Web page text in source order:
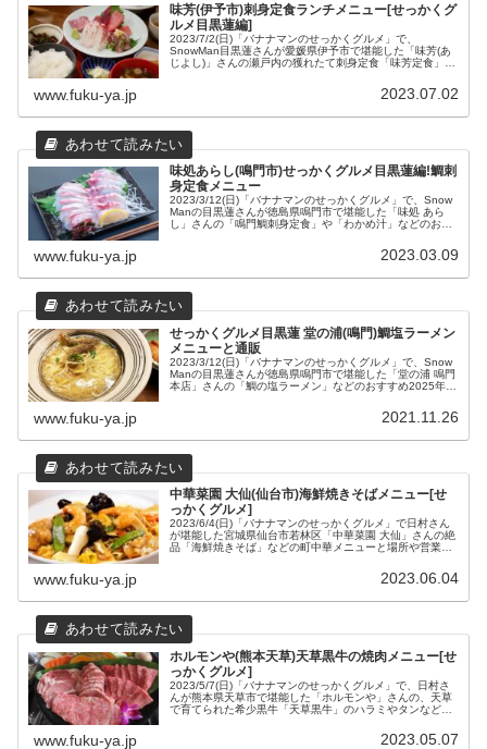
味芳(伊予市)刺身定食ランチメニュー[せっかくグ
ルメ目黒蓮編]
2023/7/2(日)「バナナマンのせっかくグルメ」で、
SnowMan目黒蓮さんが愛媛県伊予市で堪能した「味芳(あ
じよし)」さんの瀬戸内の獲れたて刺身定食「味芳定食」や
www.fuku-ya.jp 2023.07.02
味処あらし(鳴門市)せっかくグルメ目黒蓮編!鯛刺
身定食メニュー
2023/3/12(日)「バナナマンのせっかくグルメ」で、Snow
Manの目黒蓮さんが徳島県鳴門市で堪能した「味処 あら
し」さんの「鳴門鯛刺身定食」や「わかめ汁」などのおす
www.fuku-ya.jp 2023.03.09
せっかくグルメ目黒蓮 堂の浦(鳴門)鯛塩ラーメン
メニューと通販
2023/3/12(日)「バナナマンのせっかくグルメ」で、Snow
Manの目黒蓮さんが徳島県鳴門市で堪能した「堂の浦 鳴門
本店」さんの「鯛の塩ラーメン」などのおすすめ2025年メ
www.fuku-ya.jp 2021.11.26
中華菜園 大仙(仙台市)海鮮焼きそばメニュー[せ
っかくグルメ]
2023/6/4(日)「バナナマンのせっかくグルメ」で日村さん
が堪能した宮城県仙台市若林区「中華菜園 大仙」さんの絶
品「海鮮焼きそば」などの町中華メニューと場所や営業時
www.fuku-ya.jp 2023.06.04
ホルモンや(熊本天草)天草黒牛の焼肉メニュー[せ
っかくグルメ]
2023/5/7(日)「バナナマンのせっかくグルメ」で、日村さ
んが熊本県天草市で堪能した「ホルモンや」さんの、天草
で育てられた希少黒牛「天草黒牛」のハラミやタンなどの
www.fuku-ya.jp 2023.05.07